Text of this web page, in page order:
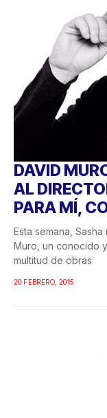
DAVID
AL
PARA MÍ,
Esta semana,
Muro, un conocido
multitud de obras
20 FEBRERO, 2015